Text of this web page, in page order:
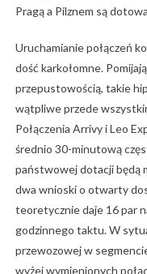
Pragą a Pilznem są
Uruchamianie połączeń
dość karkołomne.
przepustowością, takie
wątpliwe przede
Połączenia Arrivy i Leo
średnio 30-minutową
państwowej dotacji będą
dwa wnioski o otwarty
teoretycznie daje 16 par
godzinnego taktu. W
przewozowej w
wyżej wymienionych